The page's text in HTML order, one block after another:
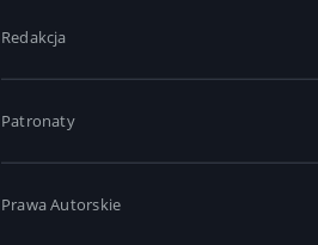
Redakcja
Patronaty
Prawa Autorskie